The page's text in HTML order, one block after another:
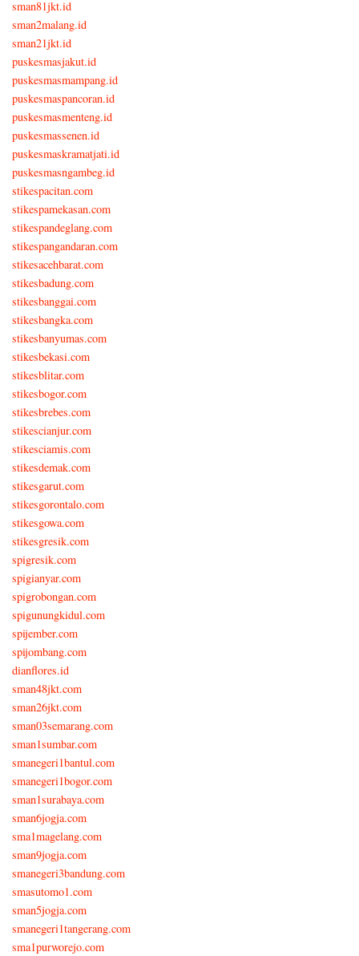
sman81jkt.id
sman2malang.id
sman21jkt.id
puskesmasjakut.id
puskesmasmampang.id
puskesmaspancoran.id
puskesmasmenteng.id
puskesmassenen.id
puskesmaskramatjati.id
puskesmasngambeg.id
stikespacitan.com
stikespamekasan.com
stikespandeglang.com
stikespangandaran.com
stikesacehbarat.com
stikesbadung.com
stikesbanggai.com
stikesbangka.com
stikesbanyumas.com
stikesbekasi.com
stikesblitar.com
stikesbogor.com
stikesbrebes.com
stikescianjur.com
stikesciamis.com
stikesdemak.com
stikesgarut.com
stikesgorontalo.com
stikesgowa.com
stikesgresik.com
spigresik.com
spigianyar.com
spigrobongan.com
spigunungkidul.com
spijember.com
spijombang.com
dianflores.id
sman48jkt.com
sman26jkt.com
sman03semarang.com
sman1sumbar.com
smanegeri1bantul.com
smanegeri1bogor.com
sman1surabaya.com
sman6jogja.com
sma1magelang.com
sman9jogja.com
smanegeri3bandung.com
smasutomo1.com
sman5jogja.com
smanegeri1tangerang.com
sma1purworejo.com